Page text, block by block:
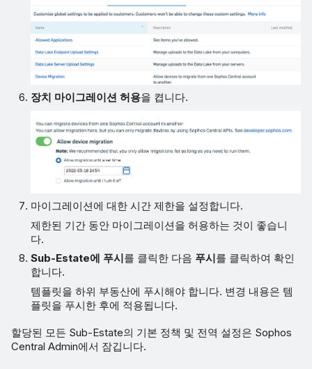
장치 마이그레이션 허용을 켭니다.
마이그레이션에 대한 시간 제한을 설정합니다.
제한된 기간 동안 마이그레이션을 허용하는 것이 좋습니
다.
Sub-Estate에 푸시를 클릭한 다음 푸시를 클릭하여 확인
합니다.
템플릿을 하위 부동산에 푸시해야 합니다. 변경 내용은 템
플릿을 푸시한 후에 적용됩니다.
할당된 모든 Sub-Estate의 기본 정책 및 전역 설정은 Sophos
Central Admin에서 잠깁니다.